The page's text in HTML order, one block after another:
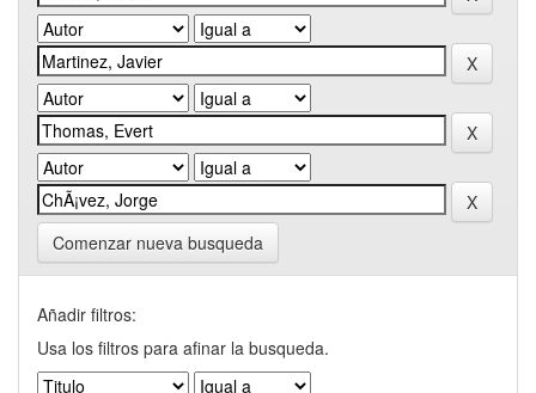
Comenzar nueva busqueda
Añadir filtros:
Usa los filtros para afinar la busqueda.